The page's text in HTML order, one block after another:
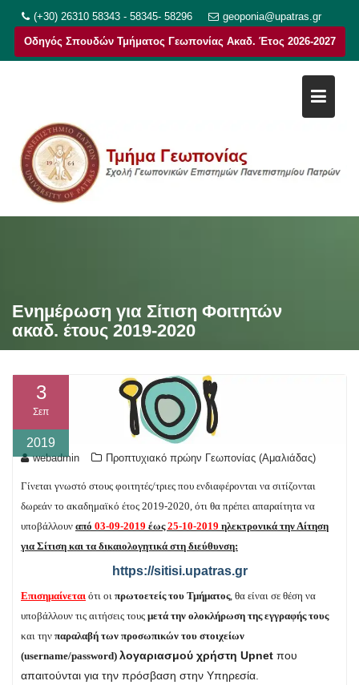
στο
περιεχόμενο
(+30) 26310 58343 - 58345- 58296 geoponia@upatras.gr
Οδηγός Σπουδών Τμήματος Γεωπονίας Ακαδ. Έτος 2026-2027
Ενημέρωση για Σίτιση Φοιτητών
ακαδ. έτους 2019-2020
3
Σεπ
2019
webadmin Προπτυχιακό πρώην Γεωπονίας (Αμαλιάδας)
Γίνεται γνωστό στους φοιτητές/τριες που ενδιαφέρονται να σιτίζονται
δωρεάν το ακαδημαϊκό έτος 2019-2020, ότι θα πρέπει απαραίτητα να
υποβάλλουν από 03-09-2019 έως25-10-2019 ηλεκτρονικά την Αίτηση
για Σίτιση και τα δικαιολογητικά στη διεύθυνση:
https://sitisi.upatras.gr
Επισημαίνεται ότι οι πρωτοετείς του Τμήματος, θα είναι σε θέση να
υποβάλλουν τις αιτήσεις τους μετά την ολοκλήρωση της εγγραφής τους
και την παραλαβή των προσωπικών του στοιχείων
(username/password) λογαριασμού χρήστη Upnet που
απαιτούνται για την πρόσβαση στην Υπηρεσία.